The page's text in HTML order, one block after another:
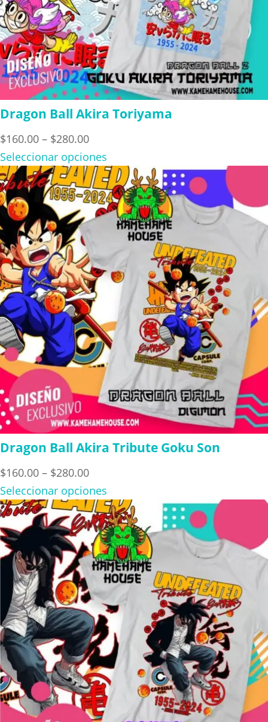
Dragon Ball Akira Toriyama
$160.00 – $280.00Price
range:
$160.00
through
$280.00
Seleccionar opciones
Dragon Ball Akira Tribute Goku Son
$160.00 – $280.00Price
range:
$160.00
through
$280.00
Seleccionar opciones